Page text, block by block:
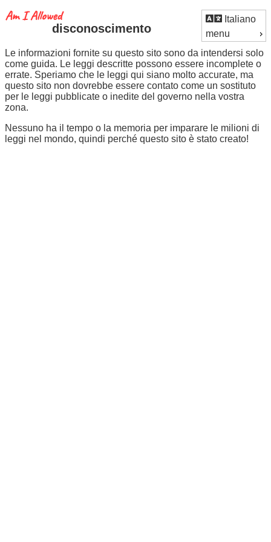
Italiano
menu
disconoscimento
Le informazioni fornite su questo sito sono da intendersi solo
come guida. Le leggi descritte possono essere incomplete o
errate. Speriamo che le leggi qui siano molto accurate, ma
questo sito non dovrebbe essere contato come un sostituto
per le leggi pubblicate o inedite del governo nella vostra
zona.
Nessuno ha il tempo o la memoria per imparare le milioni di
leggi nel mondo, quindi perché questo sito è stato creato!